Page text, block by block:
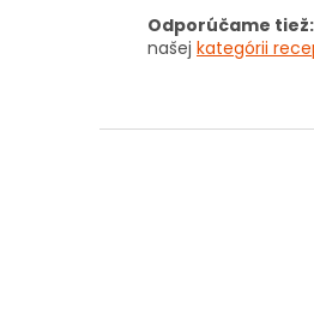
Odporúčame tiež:
našej kategórii